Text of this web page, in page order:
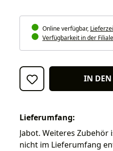
Online verfügbar,
Verfügbarkeit in der
IN DEN
Lieferumfang:
Jabot. Weiteres Zubehör
nicht im Lieferumfang